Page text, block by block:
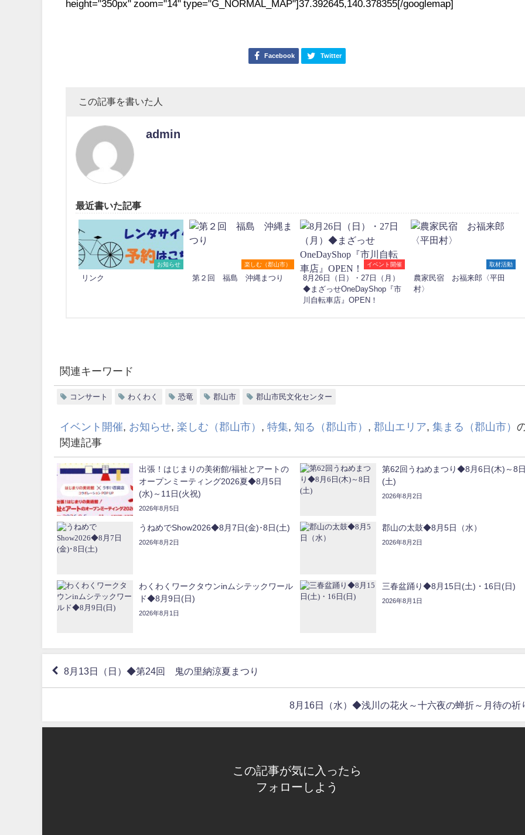
height="350px" zoom="14" type="G_NORMAL_MAP"]37.392645,140.378355[/googlemap]
Facebook Twitter
この記事を書いた人
admin
最近書いた記事
お知らせ
リンク
楽しむ（郡山市）
第２回 福島 沖縄まつり
イベント開催
8月26日（日）・27日（月）
◆まざっせOneDayShop『市
川自転車店』OPEN！
取材活動
農家民宿 お福来郎〈平田
村〉
関連キーワード
コンサート わくわく 恐竜 郡山市 郡山市民文化センター
イベント開催, お知らせ, 楽しむ（郡山市） , 特集, 知る（郡山市） , 郡山エリア, 集まる（郡山市）
関連記事
出張！はじまりの美術館/福祉とアートの
オープンミーティング2026夏◆8月5日
(水)～11日(火祝)
2026年8月5日
第62回うねめまつり◆8月6日(木)～8
(土)
2026年8月2日
うねめでShow2026◆8月7日(金)･8日(土)
2026年8月2日
郡山の太鼓◆8月5日（水）
2026年8月2日
わくわくワークタウンinムシテックワール
ド◆8月9日(日)
2026年8月1日
三春盆踊り◆8月15日(土)・16日(日)
2026年8月1日
8月13日（日）◆第24回 鬼の里納涼夏まつり
8月16日（水）◆浅川の花火～十六夜の蝉折～月待の祈
この記事が気に入ったら
フォローしよう